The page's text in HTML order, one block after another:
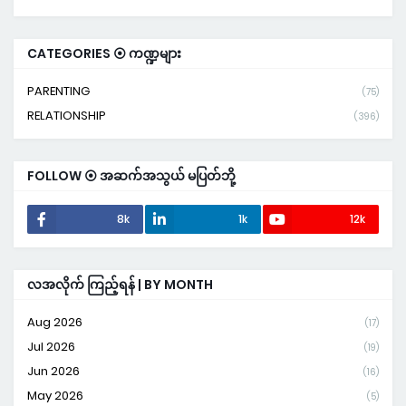
CATEGORIES ⦿ ကဏ္ဍများ
PARENTING (75)
RELATIONSHIP (396)
FOLLOW ⦿ အဆက်အသွယ် မပြတ်ဘို့
8k 1k 12k
လအလိုက် ကြည့်ရန် | BY MONTH
Aug 2026 (17)
Jul 2026 (19)
Jun 2026 (16)
May 2026 (5)